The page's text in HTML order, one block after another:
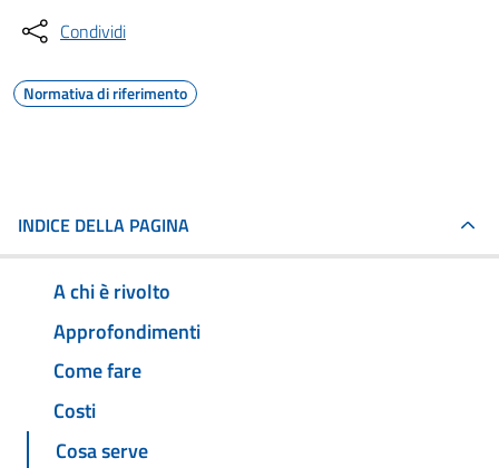
Condividi
Normativa di riferimento
INDICE DELLA PAGINA
A chi è rivolto
Approfondimenti
Come fare
Costi
Cosa serve